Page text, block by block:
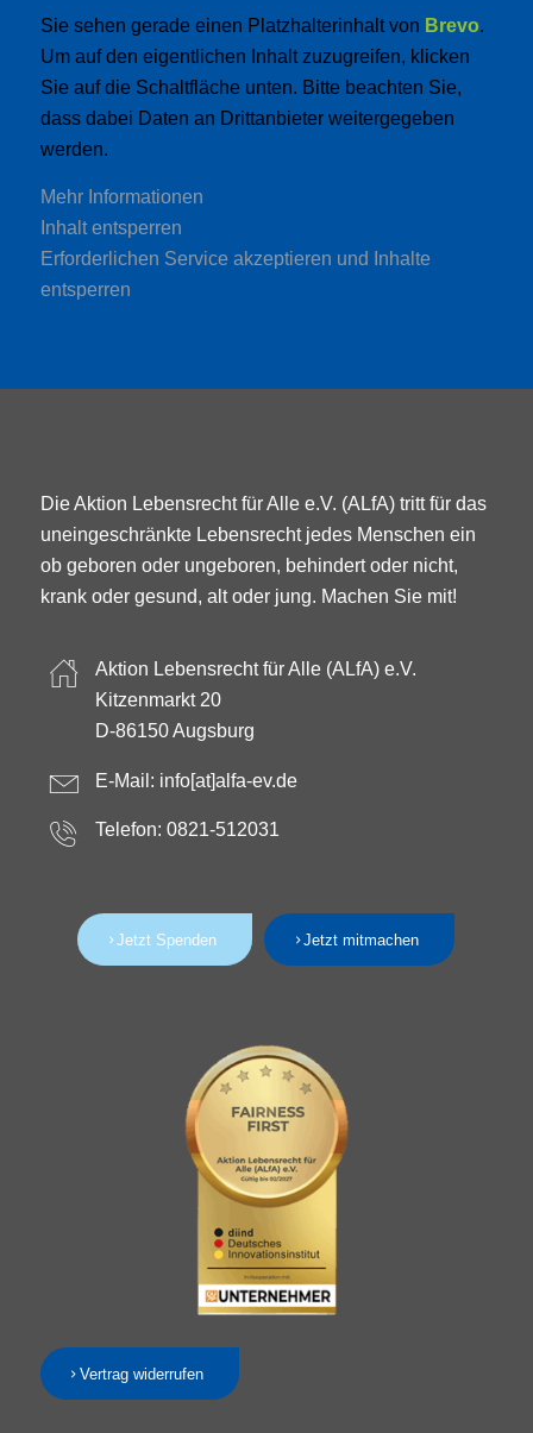
Sie sehen gerade einen Platzhalterinhalt von Brevo.
Um auf den eigentlichen Inhalt zuzugreifen, klicken
Sie auf die Schaltfläche unten. Bitte beachten Sie,
dass dabei Daten an Drittanbieter weitergegeben
werden.
Mehr Informationen
Inhalt entsperren
Erforderlichen Service akzeptieren und Inhalte
entsperren
Die Aktion Lebensrecht für Alle e.V. (ALfA) tritt für das
uneingeschränkte Lebensrecht jedes Menschen ein
ob geboren oder ungeboren, behindert oder nicht,
krank oder gesund, alt oder jung. Machen Sie mit!
Aktion Lebensrecht für Alle (ALfA) e.V.
Kitzenmarkt 20
D-86150 Augsburg
E-Mail: info[at]alfa-ev.de
Telefon: 0821-512031
Jetzt Spenden Jetzt mitmachen
Vertrag widerrufen